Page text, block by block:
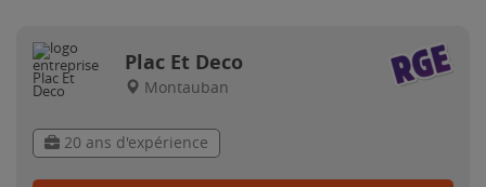
Plac Et Deco
Montauban
20 ans d'expérience